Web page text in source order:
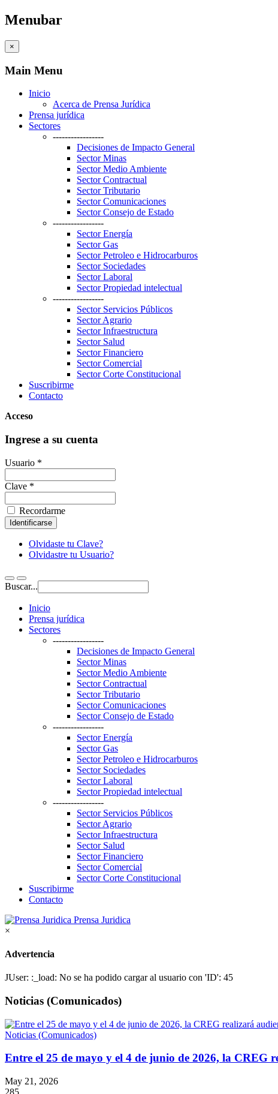
Menubar
×
Main Menu
Inicio
Acerca de Prensa Jurídica
Prensa jurídica
Sectores
-----------------
Decisiones de Impacto General
Sector Minas
Sector Medio Ambiente
Sector Contractual
Sector Tributario
Sector Comunicaciones
Sector Consejo de Estado
-----------------
Sector Energía
Sector Gas
Sector Petroleo e Hidrocarburos
Sector Sociedades
Sector Laboral
Sector Propiedad intelectual
-----------------
Sector Servicios Públicos
Sector Agrario
Sector Infraestructura
Sector Salud
Sector Financiero
Sector Comercial
Sector Corte Constitucional
Suscribirme
Contacto
Acceso
Ingrese a su cuenta
Usuario *
Clave *
Recordarme
Olvidaste tu Clave?
Olvidastre tu Usuario?
Buscar...
Inicio
Prensa jurídica
Sectores
-----------------
Decisiones de Impacto General
Sector Minas
Sector Medio Ambiente
Sector Contractual
Sector Tributario
Sector Comunicaciones
Sector Consejo de Estado
-----------------
Sector Energía
Sector Gas
Sector Petroleo e Hidrocarburos
Sector Sociedades
Sector Laboral
Sector Propiedad intelectual
-----------------
Sector Servicios Públicos
Sector Agrario
Sector Infraestructura
Sector Salud
Sector Financiero
Sector Comercial
Sector Corte Constitucional
Suscribirme
Contacto
Prensa Juridica
×
Advertencia
JUser: :_load: No se ha podido cargar al usuario con 'ID': 45
Noticias (Comunicados)
Noticias (Comunicados)
Entre el 25 de mayo y el 4 de junio de 2026, la CREG
May 21, 2026
285